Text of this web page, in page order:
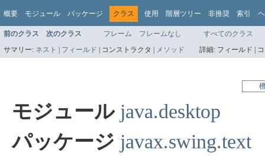
概要 モジュール パッケージ クラス 使用 階層ツリー 非推奨 索引
前のクラス 次のクラス フレーム フレームなし
すべてのクラス
サマリー: ネスト | フィールド | コンストラクタ | メソッド 詳細: フィールド |
モジュール java.desktop
パッケージ javax.swing.text